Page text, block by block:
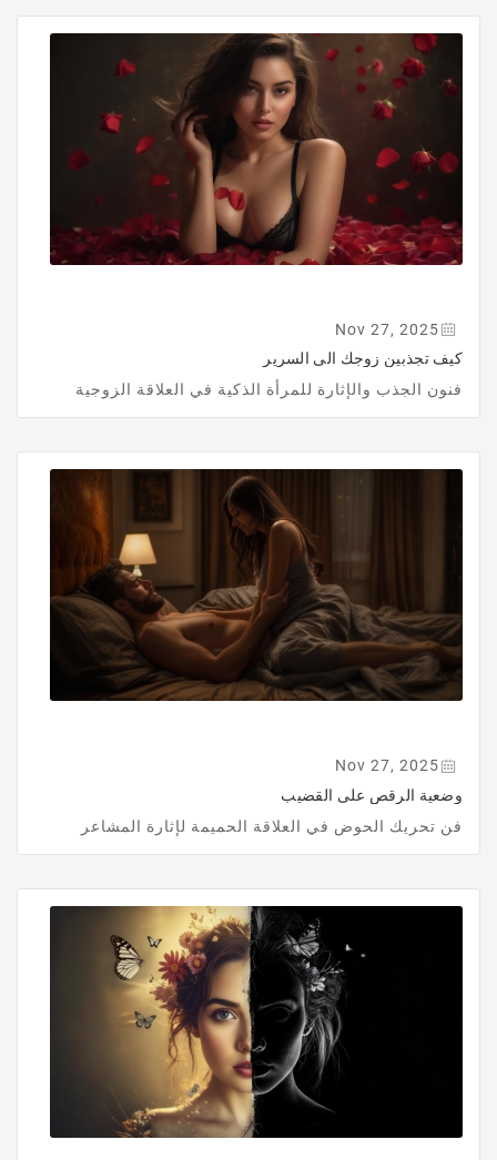
Nov 27, 2025
كيف تجذبين زوجك الى السرير
فنون الجذب والإثارة للمرأة الذكية في العلاقة الزوجية
Nov 27, 2025
وضعية الرقص على القضيب
فن تحريك الحوض في العلاقة الحميمة لإثارة المشاعر